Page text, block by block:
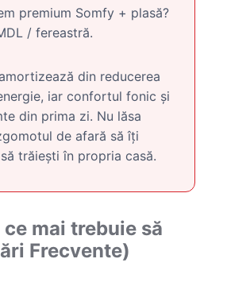
premium Somfy + plasă?
/ fereastră.
din reducerea
iar confortul fonic și
din prima zi. Nu lăsa
de afară să îți
trăiești în propria casă.
mai trebuie să
Frecvente)